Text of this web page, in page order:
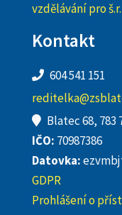
vzdělávání pro
Kontakt
604 541 151
Blatec 68, 783
IČO: 70987386
Datovka:
GDPR
Prohlášení o